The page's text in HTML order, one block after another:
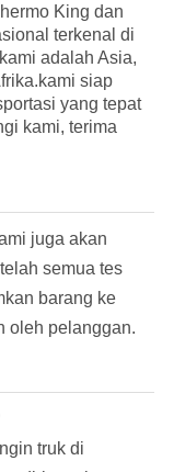
King dan
terkenal di
adalah Asia,
siap
yang tepat
kami, terima
juga akan
semua tes
barang ke
oleh pelanggan.
truk di